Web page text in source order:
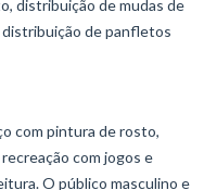
distribuição de mudas de
de panfletos
com pintura de rosto,
com jogos e
O público masculino e